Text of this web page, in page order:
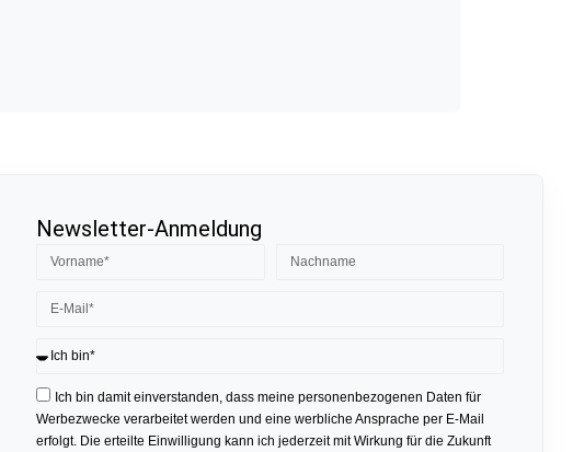
Newsletter-Anmeldung
Ich bin damit einverstanden, dass meine personenbezogenen Daten für
Werbezwecke verarbeitet werden und eine werbliche Ansprache per E-Mail
erfolgt. Die erteilte Einwilligung kann ich jederzeit mit Wirkung für die Zukunft